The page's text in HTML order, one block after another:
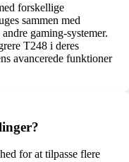
forskellige
sammen med
gaming-systemer.
T248 i deres
avancerede funktioner
for at tilpasse flere